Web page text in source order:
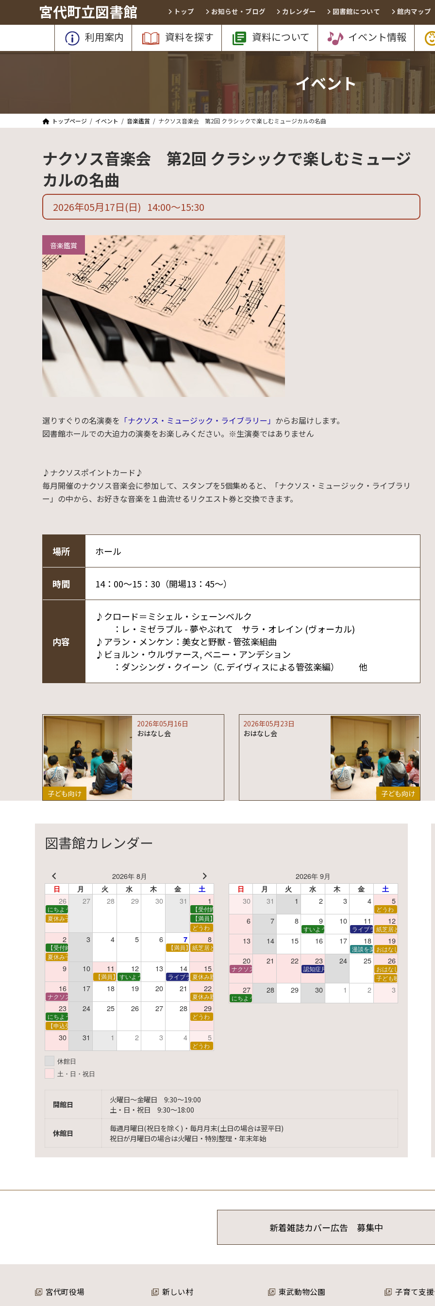
テ
ツ
ゲ
シ
宮代町立図書館 トップ お知らせ・ブログ カレンダー 図書館について 館内マップ
利用案内 資料を探す 資料について イベント情報
イベント
トップページ イベント 音楽鑑賞 ナクソス音楽会 第2回 クラシックで楽しむミュージカルの名曲
ナクソス音楽会 第2回 クラシックで楽しむミュージ
カルの名曲
2026年05月17日(日) 14:00〜15:30
音楽鑑賞
選りすぐりの名演奏を 「ナクソス・ミュージック・ライブラリー」 からお届けします。
図書館ホールでの大迫力の演奏をお楽しみください。※生演奏ではありません
♪ ナクソスポイントカード♪
毎月開催のナクソス音楽会に参加して、スタンプを5個集めると、「ナクソス・ミュージック・ライブラリ
ー」の中から、お好きな音楽を１曲流せるリクエスト券と交換できます。
場所 ホール
時間 14：00～15：30（開場13：45～）
内容
♪クロード＝ミシェル・シェーンベルク
：レ・ミゼラブル - 夢やぶれて サラ・オレイン (ヴォーカル)
♪アラン・メンケン：美女と野獣 - 管弦楽組曲
♪ビョルン・ウルヴァース, ベニー・アンデション
：ダンシング・クイーン（C. デイヴィスによる管弦楽編） 他
子ども向け
2026年05月16日
おはなし会
子ども向け
2026年05月23日
おはなし会
図書館カレンダー
2026年 8月
日 月 火 水 木 金 土
26 27 28 29 30 31 1
にちようえほん
【受付終了】親子で挑戦！調べ学習ワークショップ
夏休み子ども映画会
【満員】夏休み読書感想文教室
どうわ
2 3 4 5 6 7 8
【受付終了】親子で挑戦！調べ学習ワークショップ【満員】夏休み科学あそび教室
紙芝居と折り紙
夏休み子ども平和映画会
9 10 11 12 13 14 15
【満員】夏休みおはなし工作会
すいようえほん ライブラリーシアター
夏休み親子で楽しむおはなしと映画の会
16 17 18 19 20 21 22
ナクソス音楽会 第5回 NHK交響楽団創立100年 夏休み親子で楽しむおはなしと映画の会
23 24 25 26 27 28 29
にちようえほん
どうわ
【申込受付中】ゆうべのこわ～いおはなし会
30 31 1 2 3 4 5
どうわ
2026年 9月
日 月 火 水 木 金 土
30 31 1 2 3 4 5
どうわ
6 7 8 9 10 11 12
すいようえほん ライブラリーシアター
紙芝居と折り紙
13 14 15 16 17 18 19
漫談を楽しむ会 ～漫談DVD上
おはなし会
20 21 22 23 24 25 26
ナクソス音楽会 第6回 宇宙を感じるクラシック認知症月間 特別映画会「調査屋マオさんの恋文」
おはなし会
子ども映画会
27 28 29 30 1 2 3
にちようえほん
休館日
土・日・祝日
開館日
火曜日〜金曜日 9:30〜19:00
土・日・祝日 9:30〜18:00
休館日
毎週月曜日(祝日を除く)・毎月月末(土日の場合は翌平日)
祝日が月曜日の場合は火曜日・特別整理・年末年始
新着雑誌カバー広告 募集中
宮代町役場 新しい村 東武動物公園 子育て支